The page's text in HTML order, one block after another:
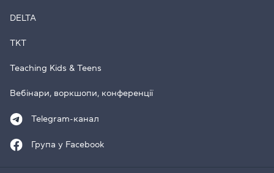
DELTA
TKT
Teaching Kids & Teens
Вебінари, воркшопи, конференції
Telegram-канал
Група у Facebook